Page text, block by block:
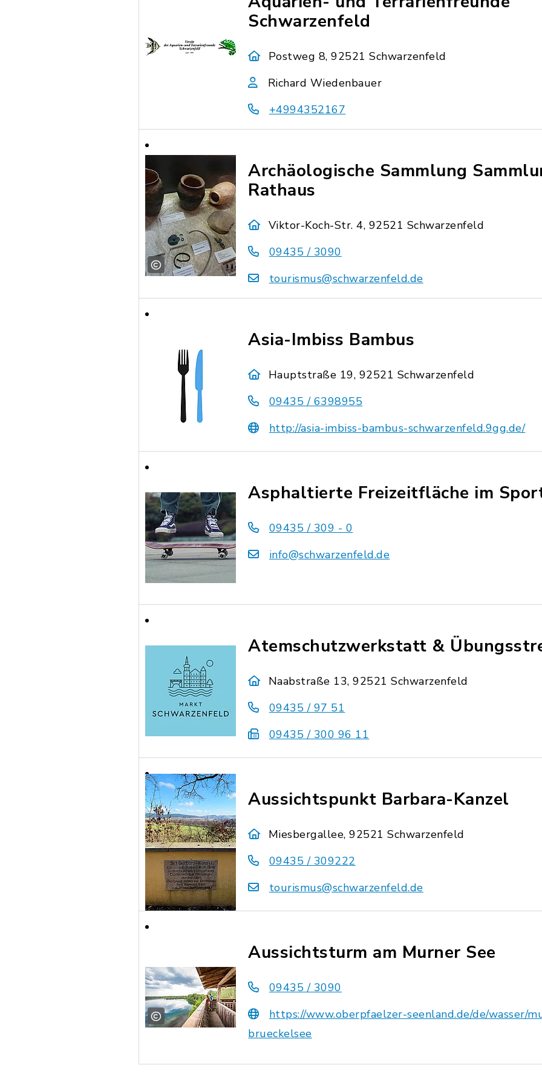
Schwarzenfeld
Postweg 8, 92521 Schwarzenfeld
Richard Wiedenbauer
+4994352167
Archäologische Sammlung
Rathaus
Viktor-Koch-Str. 4, 92521 Schwarzenfeld
09435 / 3090
tourismus@schwarzenfeld.de
Asia-Imbiss Bambus
Hauptstraße 19, 92521 Schwarzenfeld
09435 / 6398955
http://asia-imbiss-bambus-schwarzenfeld.9gg.de/
Asphaltierte Freizeitfläche im
09435 / 309 - 0
info@schwarzenfeld.de
Atemschutzwerkstatt &
Naabstraße 13, 92521 Schwarzenfeld
09435 / 97 51
09435 / 300 96 11
Aussichtspunkt Barbara-Kanzel
Miesbergallee, 92521 Schwarzenfeld
09435 / 309222
tourismus@schwarzenfeld.de
Aussichtsturm am Murner See
09435 / 3090
https://www.oberpfaelzer-seenland.de/de/wasser/
brueckelsee